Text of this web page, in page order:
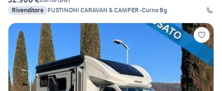
Rivenditore FUSTINONI CARAVAN & CAMPER -Curno Bg